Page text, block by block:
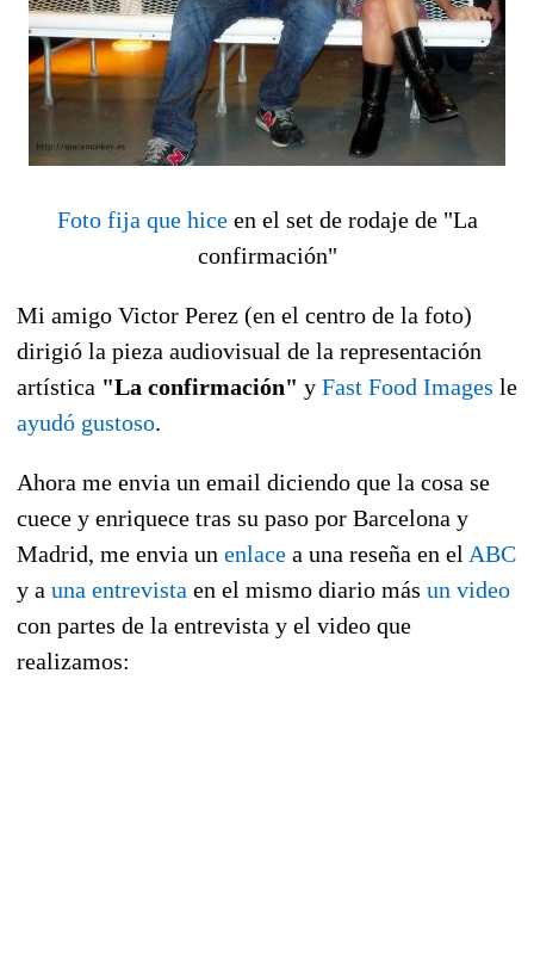
Foto fija que hiceen el set de rodaje de "La
confirmación"
Mi amigo Victor Perez (en el centro de la foto)
dirigió la pieza audiovisual de la representación
artística "La confirmación" y Fast Food Images le
ayudó gustoso.
Ahora me envia un email diciendo que la cosa se
cuece y enriquece tras su paso por Barcelona y
Madrid, me envia un enlace a una reseña en el ABC
y a una entrevista en el mismo diario más un video
con partes de la entrevista y el video que
realizamos: